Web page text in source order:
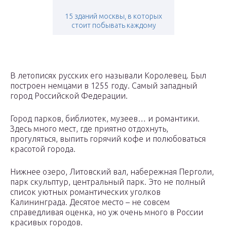
15 зданий москвы, в которых
стоит побывать каждому
В летописях русских его называли Королевец. Был
построен немцами в 1255 году. Самый западный
город Российской Федерации.
Город парков, библиотек, музеев… и романтики.
Здесь много мест, где приятно отдохнуть,
прогуляться, выпить горячий кофе и полюбоваться
красотой города.
Нижнее озеро, Литовский вал, набережная Перголи,
парк скульптур, центральный парк. Это не полный
список уютных романтических уголков
Калининграда. Десятое место – не совсем
справедливая оценка, но уж очень много в России
красивых городов.